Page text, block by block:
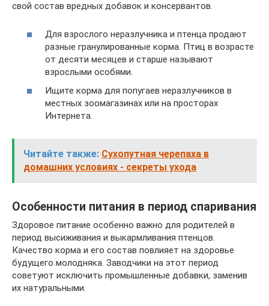
свой состав вредных добавок и консервантов.
Для взрослого неразлучника и птенца продают
разные гранулированные корма. Птиц в возрасте
от десяти месяцев и старше называют
взрослыми особями.
Ищите корма для попугаев неразлучников в
местных зоомагазинах или на просторах
Интернета.
Читайте также: Сухопутная черепаха в
домашних условиях - секреты ухода
Особенности питания в период спаривания
Здоровое питание особенно важно для родителей в
период высиживания и выкармливания птенцов.
Качество корма и его состав повлияет на здоровье
будущего молодняка. Заводчики на этот период
советуют исключить промышленные добавки, заменив
их натуральными.